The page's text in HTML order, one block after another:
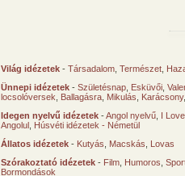
Világ idézetek - Társadalom Természet
Ünnepi idézetek - Születésnap Esküvői
locsolóversek
Ballagásra Mikulás Karácsony
Idegen nyelvű idézetek -Angol nyelvű I
Angolul Húsvéti idézetek - Németül
Állatos idézetek - Kutyás Macskás
Lovas
Szórakoztató idézetek - Film Humoros
Bormondások